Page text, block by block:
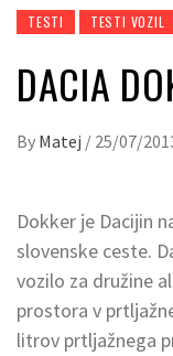
TESTI TESTI VOZIL
DACIA
By Matej / 25/07/
Dokker je Dacijin
slovenske ceste.
vozilo za družine
prostora v
litrov prtljažnega